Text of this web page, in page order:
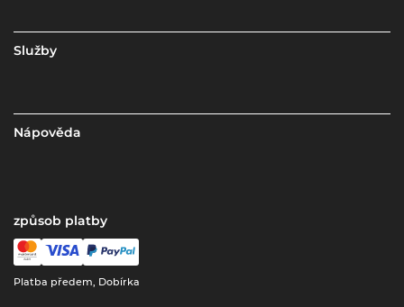
Služby
Nápověda
způsob platby
Platba předem, Dobírka